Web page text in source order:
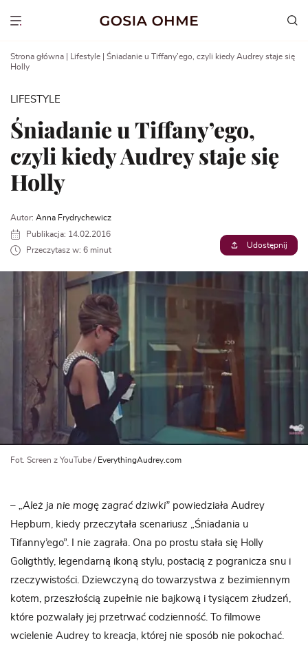
Show menu
Strona główna Lifestyle
Śniadanie u Tiffany’ego, czyli kiedy Audrey staje się
Holly
LIFESTYLE
Śniadanie u Tiffany’ego,
czyli kiedy Audrey staje się
Holly
Autor: Anna Frydrychewicz
Publikacja: 14.02.2016
Przeczytasz w: 6 minut
Udostępnij
Fot. Screen z YouTube / EverythingAudrey.com
– „Ależ ja nie mogę zagrać dziwki” powiedziała Audrey
Hepburn, kiedy przeczytała scenariusz „Śniadania u
Tifanny’ego”. I nie zagrała. Ona po prostu stała się Holly
Goligthtly, legendarną ikoną stylu, postacią z pogranicza snu i
rzeczywistości. Dziewczyną do towarzystwa z bezimiennym
kotem, przeszłością zupełnie nie bajkową i tysiącem złudzeń,
które pozwalały jej przetrwać codzienność. To filmowe
wcielenie Audrey to kreacja, której nie sposób nie pokochać.